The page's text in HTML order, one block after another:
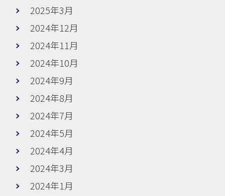
2025年3月
2024年12月
2024年11月
2024年10月
2024年9月
2024年8月
2024年7月
2024年5月
2024年4月
2024年3月
2024年1月